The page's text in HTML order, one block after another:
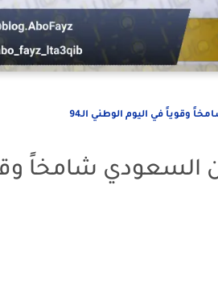
وقوياً في اليوم الوطني الـ94
السعودي شامخاً